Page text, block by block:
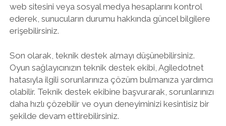
web sitesini veya sosyal medya hesaplarını kontrol
ederek, sunucuların durumu hakkında güncel bilgilere
erişebilirsiniz.
Son olarak, teknik destek almayı düşünebilirsiniz.
Oyun sağlayıcınızın teknik destek ekibi, Agiledotnet
hatasıyla ilgili sorunlarınıza çözüm bulmanıza yardımcı
olabilir. Teknik destek ekibine başvurarak, sorunlarınızı
daha hızlı çözebilir ve oyun deneyiminizi kesintisiz bir
şekilde devam ettirebilirsiniz.